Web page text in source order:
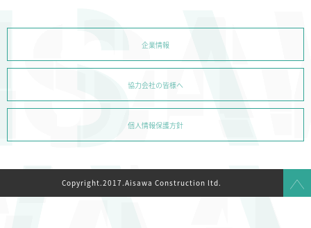
企業情報
協力会社の皆様へ
個人情報保護方針
Copyright.2017.Aisawa Construction ltd.